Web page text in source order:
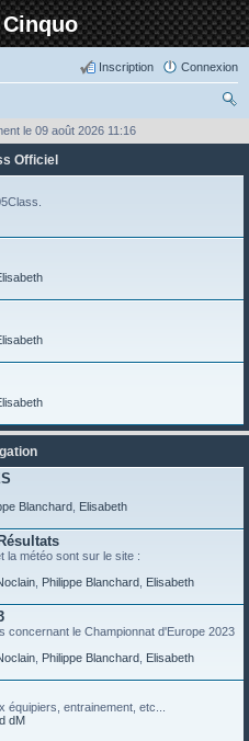
Connexion
Inscription
ch
le 09 août 2026 11:16
Officiel
Blanchard Elisabeth
la météo sont sur le site :
Philippe Blanchard Elisabeth
concernant le Championnat d'Europe 2023
Philippe Blanchard Elisabeth
entrainement, etc...
dM